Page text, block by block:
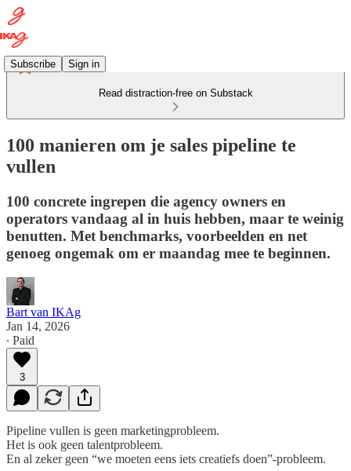
Subscribe Sign in
Read distraction-free on Substack
100 manieren om je sales pipeline te
vullen
100 concrete ingrepen die agency owners en
operators vandaag al in huis hebben, maar te weinig
benutten. Met benchmarks, voorbeelden en net
genoeg ongemak om er maandag mee te beginnen.
Bart van IKAg
Jan 14, 2026
∙ Paid
3
Pipeline vullen is geen marketingprobleem.
Het is ook geen talentprobleem.
En al zeker geen “we moeten eens iets creatiefs doen”-probleem.